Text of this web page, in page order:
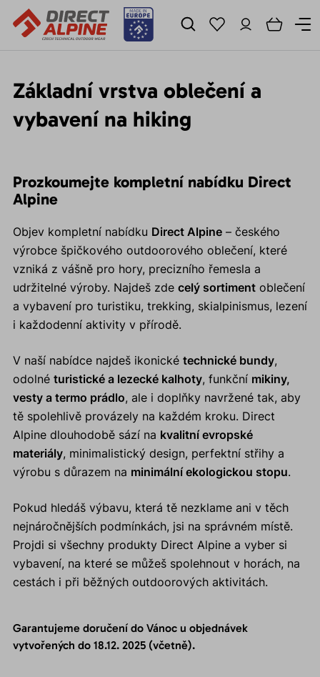
Základní vrstva oblečení a
vybavení na hiking
Prozkoumejte kompletní nabídku Direct
Alpine
Objev kompletní nabídku Direct Alpine– českého
výrobce špičkového outdoorového oblečení, které
vzniká z vášně pro hory, precizního řemesla a
udržitelné výroby. Najdeš zde celý sortimentoblečení
a vybavení pro turistiku, trekking, skialpinismus, lezení
i každodenní aktivity v přírodě.
V naší nabídce najdeš ikonické technické bundy,
odolné turistické a lezecké kalhoty, funkční mikiny,
vesty a termo prádlo, ale i doplňky navržené tak, aby
tě spolehlivě provázely na každém kroku. Direct
Alpine dlouhodobě sází na kvalitní evropské
materiály, minimalistický design, perfektní střihy a
výrobu s důrazem na minimální ekologickou stopu.
Pokud hledáš výbavu, která tě nezklame ani v těch
nejnáročnějších podmínkách, jsi na správném místě.
Projdi si všechny produkty Direct Alpine a vyber si
vybavení, na které se můžeš spolehnout v horách, na
cestách i při běžných outdoorových aktivitách.
Garantujeme doručení do Vánoc u objednávek
vytvořených do 18.12. 2025 (včetně).